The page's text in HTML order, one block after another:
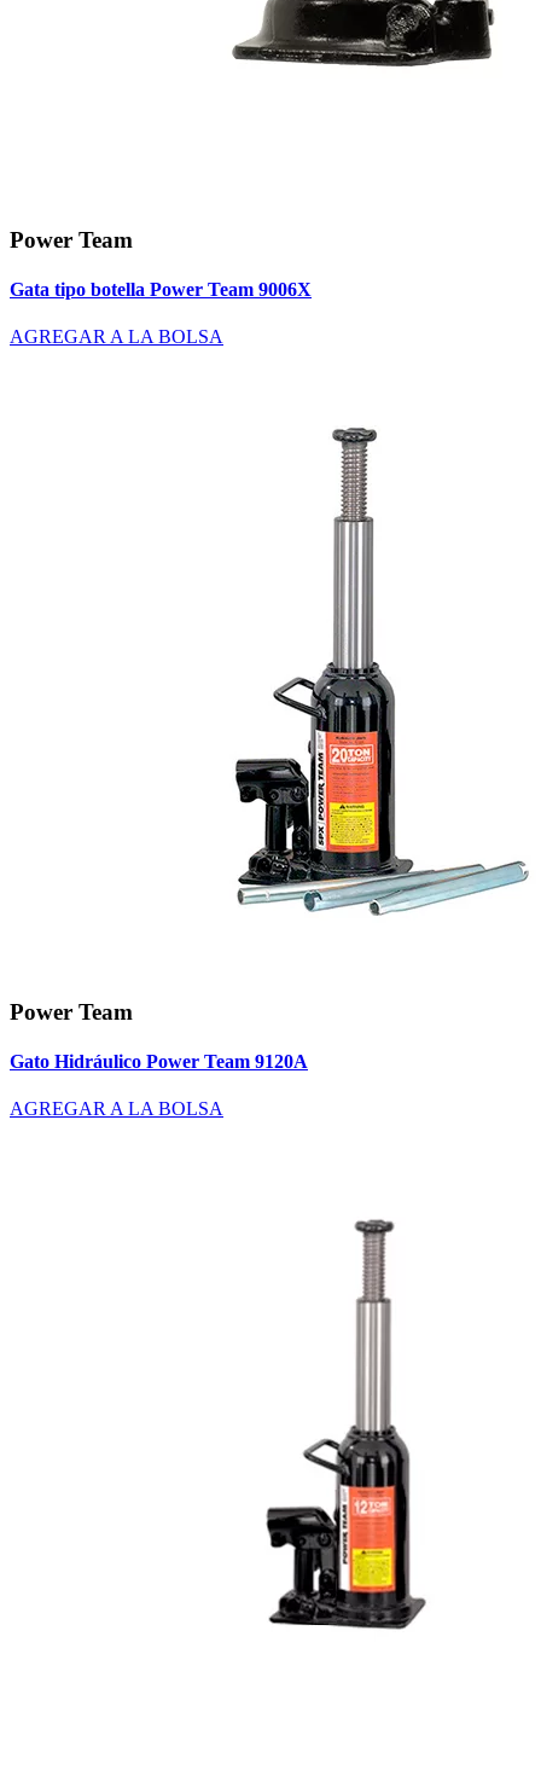
Power Team
Gata tipo botella Power Team 9006X
AGREGAR A LA BOLSA
Power Team
Gato Hidráulico Power Team 9120A
AGREGAR A LA BOLSA